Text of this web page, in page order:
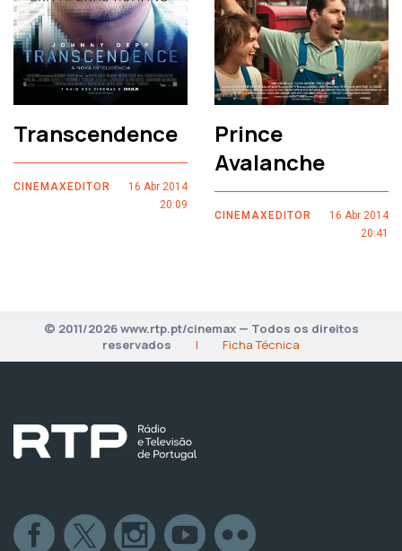
Transcendence
CINEMAXEDITOR
16 Abr 2014
20:09
Prince
Avalanche
CINEMAXEDITOR
16 Abr 2014
20:41
© 2011/2026 www.rtp.pt/cinemax — Todos os direitos
reservados
| Ficha Técnica